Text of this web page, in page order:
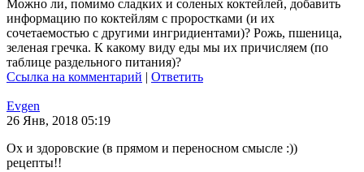
Можно ли, помимо сладких и соленых коктейлей, добавить
информацию по коктейлям с проростками (и их
сочетаемостью с другими ингридиентами)? Рожь, пшеница,
зеленая гречка. К какому виду еды мы их причисляем (по
таблице раздельного питания)?
Ссылка на комментарий | Ответить
Evgen
26 Янв, 2018 05:19
Ох и здоровские (в прямом и переносном смысле :))
рецепты!!